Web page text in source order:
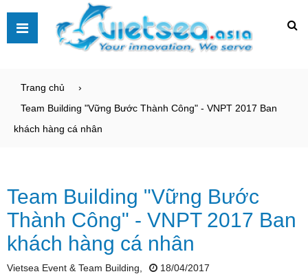
Trang chủ
Team Building "Vững Bước Thành Công" - VNPT 2017 Ban
khách hàng cá nhân
Team Building "Vững Bước
Thành Công" - VNPT 2017 Ban
khách hàng cá nhân
Vietsea Event & Team Building, 18/04/2017